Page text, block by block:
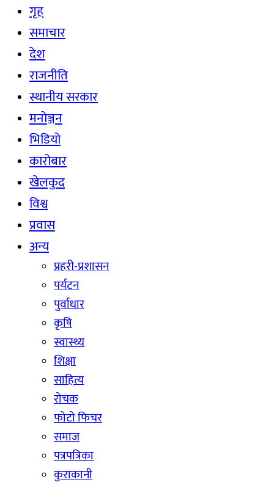
गृह
समाचार
देश
राजनीति
स्थानीय सरकार
मनोञ्जन
भिडियो
कारोबार
खेलकुद
विश्व
प्रवास
अन्य
प्रहरी-प्रशासन
पर्यटन
पुर्वाधार
कृषि
स्वास्थ्य
शिक्षा
साहित्य
रोचक
फोटो फिचर
समाज
पत्रपत्रिका
कुराकानी